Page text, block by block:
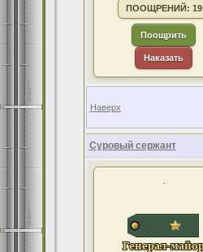
ПООЩРЕНИЙ: 19
Поощрить
Наказать
Наверх
Суровый сержант
.